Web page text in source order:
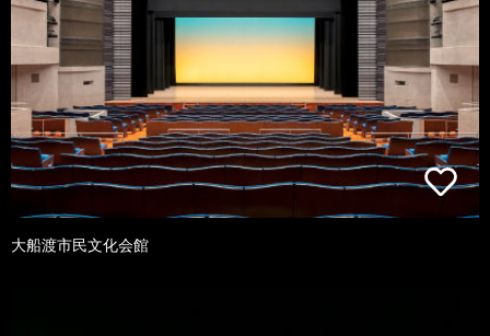
大船渡市民文化会館